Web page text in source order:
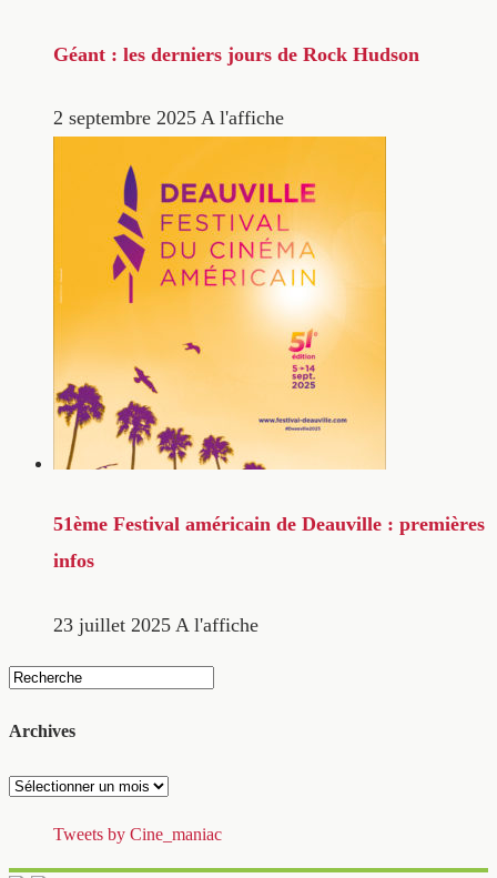
Géant : les derniers jours de Rock Hudson
2 septembre 2025 A l'affiche
51ème Festival américain de Deauville : premières
infos
23 juillet 2025 A l'affiche
Archives
Archives
Tweets by Cine_maniac